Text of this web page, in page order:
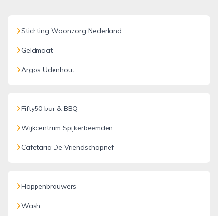
Stichting Woonzorg Nederland
Geldmaat
Argos Udenhout
Fifty50 bar & BBQ
Wijkcentrum Spijkerbeemden
Cafetaria De Vriendschapnef
Hoppenbrouwers
Wash